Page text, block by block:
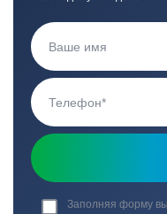
Заполняя форму